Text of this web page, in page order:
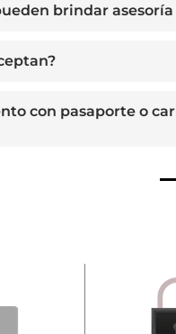
brindar
con pasaporte o